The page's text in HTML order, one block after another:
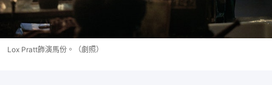
Lox Pratt飾演馬份。（劇照）